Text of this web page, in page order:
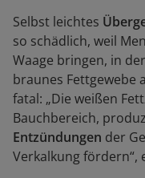
Selbst leichtes
so schädlich, weil
Waage bringen, in
braunes Fettgewebe
fatal: „Die weißen
Bauchbereich,
Entzündungen der
Verkalkung fördern“,